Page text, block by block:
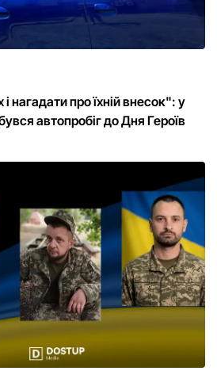
нагадати про їхній внесок": у
автопробіг до Дня Героїв